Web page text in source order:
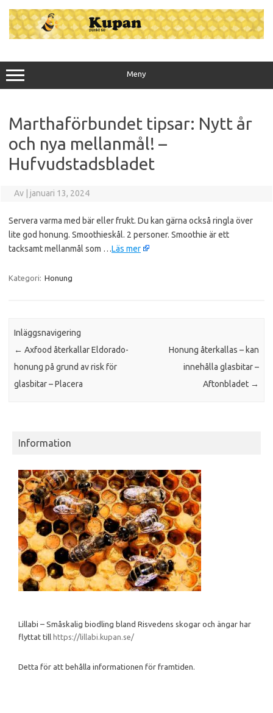
innehåll
Meny
Marthaförbundet tipsar: Nytt år
och nya mellanmål! –
Hufvudstadsbladet
Av januari 13, 2024
Servera varma med bär eller frukt. Du kan gärna också ringla över
lite god honung. Smoothieskål. 2 personer. Smoothie är ett
tacksamt mellanmål som …Läs mer
Kategori: Honung
Inläggsnavigering
← Axfood återkallar Eldorado-
honung på grund av risk för
glasbitar – Placera
Honung återkallas – kan
innehålla glasbitar –
Aftonbladet →
Information
Lillabi – Småskalig biodling bland Risvedens skogar och ängar har
flyttat till https://lillabi.kupan.se/
Detta för att behålla informationen för framtiden.